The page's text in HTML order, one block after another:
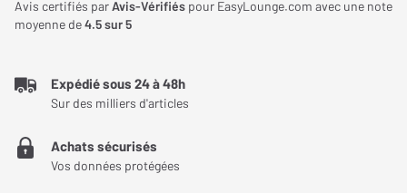
Avis certifiés parAvis-Vérifiés pour EasyLounge.com avec une note
moyenne de4.5sur 5
Expédié sous 24 à 48h
Sur des milliers d'articles
Achats sécurisés
Vos données protégées